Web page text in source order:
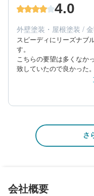
80代/男性/一戸建て
築年数：20年
4.0
外壁塗装・屋根塗装 /
スピーディにリーズナブ
す。
こちらの要望は多くなか
致していたので良かった。
15年程持てば良いので出
混んでいた中で、納期
も真面目で丁寧な仕事を
担当者
80代/男性/一戸建て
エリア：群馬県安中市
築年数：20年
さ
会社概要